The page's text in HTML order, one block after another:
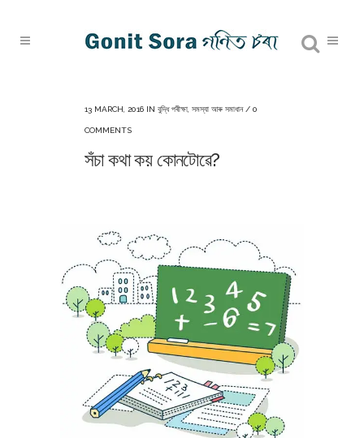
13 MARCH, 2016 IN বুদ্ধি পৰীক্ষা সমস্যা আৰু সমাধান/ 0
COMMENTS
সঁচা কথা কয় কোনটোৱে?